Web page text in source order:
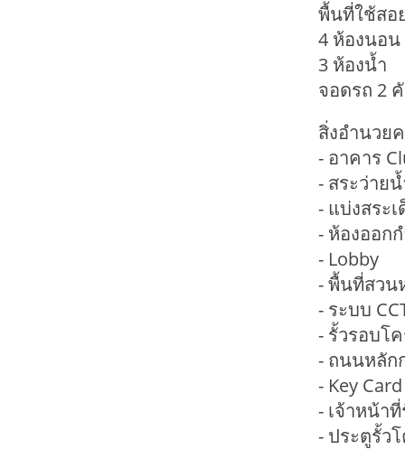
พื้นที่ใช้สอ
4 ห้องนอน
3 ห้องน้ำ
จอดรถ 2
สิ่งอำนวย
- อาคาร
- สระว่าย
- แบ่งสระ
- ห้องออก
- Lobby
- พื้นที่สวน
- ระบบ
- รั้วรอบโ
- ถนนหลัก
- Key
- เจ้าหน้า
- ประตูรั้ว